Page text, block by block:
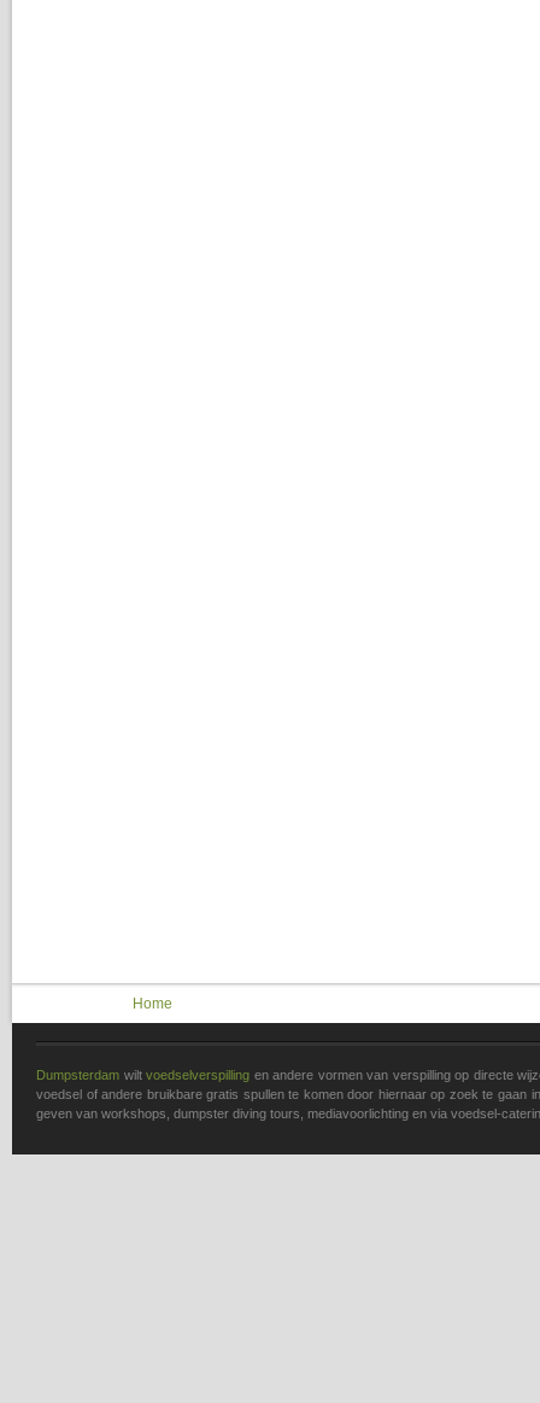
Home
Dumpsterdam wilt voedselverspilling en andere vormen van verspilling op directe
voedsel of andere bruikbare gratis spullen te komen door hiernaar op zoek te gaan
geven van workshops, dumpster diving tours, mediavoorlichting en via voedsel-